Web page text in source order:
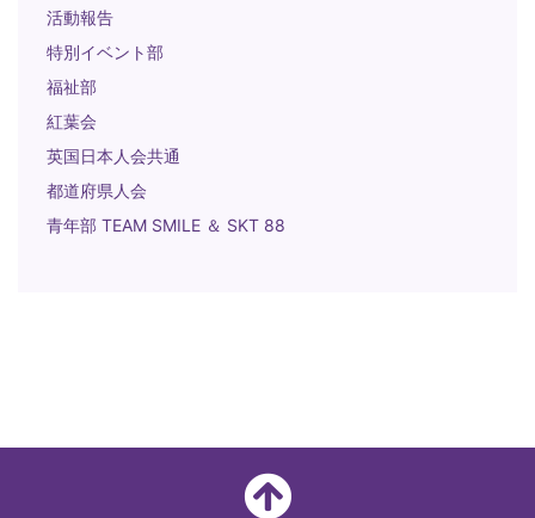
活動報告
特別イベント部
福祉部
紅葉会
英国日本人会共通
都道府県人会
青年部 TEAM SMILE ＆ SKT 88